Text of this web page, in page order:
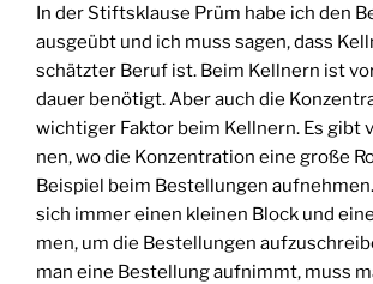
In der Stifts­klau­se Prüm habe ich den
aus­ge­übt und ich muss sagen, dass
schätz­ter Beruf ist. Beim Kell­nern ist
dau­er benö­tigt. Aber auch die
wich­ti­ger Fak­tor beim Kell­nern. Es gibt
nen, wo die Kon­zen­tra­ti­on eine gro­ße
Bei­spiel beim Bestel­lun­gen
sich immer einen klei­nen Block und
men, um die Bestel­lun­gen
man eine Bestel­lung auf­nimmt, muss